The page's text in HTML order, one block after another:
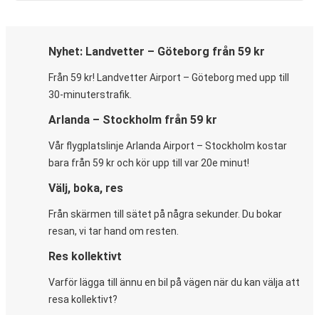
Nyhet: Landvetter – Göteborg från 59 kr
Från 59 kr! Landvetter Airport – Göteborg med upp till
30-minuterstrafik.
Arlanda – Stockholm från 59 kr
Vår flygplatslinje Arlanda Airport – Stockholm kostar
bara från 59 kr och kör upp till var 20e minut!
Välj, boka, res
Från skärmen till sätet på några sekunder. Du bokar
resan, vi tar hand om resten.
Res kollektivt
Varför lägga till ännu en bil på vägen när du kan välja att
resa kollektivt?